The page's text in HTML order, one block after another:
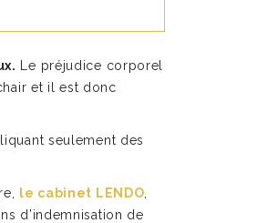
Le préjudice corporel
et il est donc
seulement des
le cabinet LENDO
d’indemnisation de